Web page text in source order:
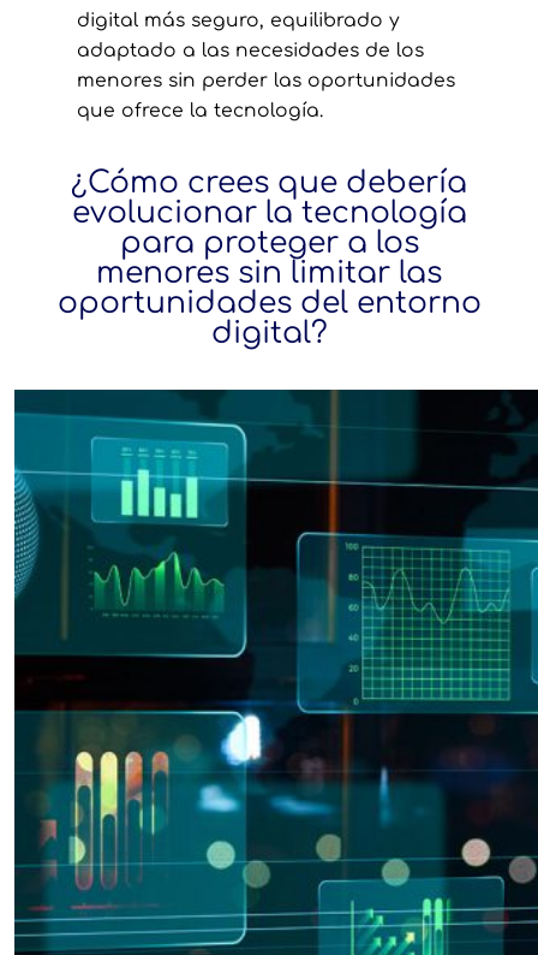
digital más seguro, equilibrado y
adaptado a las necesidades de los
menores sin perder las oportunidades
que ofrece la tecnología.
¿Cómo crees que debería
evolucionar la tecnología
para proteger a los
menores sin limitar las
oportunidades del entorno
digital?